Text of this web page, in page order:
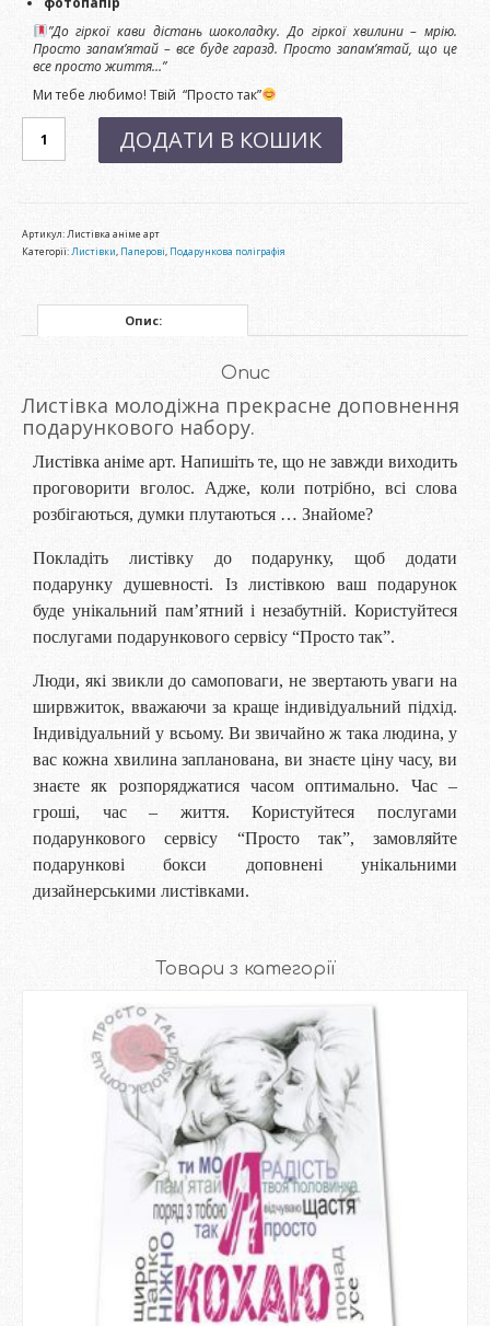
”До гіркої кави дістань шоколадку.До гіркої хвилини – мрію.
Просто запам’ятай – все буде гаразд.Просто запам’ятай, що це
все просто життя…”
Ми тебе любимо! Твій “Просто так”
Листівка
аніме
арт
ДОДАТИ В КОШИК
Артикул:Листівка аніме арт
Категорії:Листівки, Паперові, Подарункова поліграфія
Опис:
Опис
Листівка молодіжна прекрасне доповнення
подарункового набору.
Листівка аніме арт. Напишіть те, що не завжди виходить
проговорити вголос. Адже, коли потрібно, всі слова
розбігаються, думки плутаються … Знайоме?
Покладіть листівку до подарунку, щоб додати
подарунку душевності. Із листівкою ваш подарунок
буде унікальний пам’ятний і незабутній. Користуйтеся
послугами подарункового сервісу “Просто так”.
Люди, які звикли до самоповаги, не звертають уваги на
ширвжиток, вважаючи за краще індивідуальний підхід.
Індивідуальний у всьому. Ви звичайно ж така людина, у
вас кожна хвилина запланована, ви знаєте ціну часу, ви
знаєте як розпоряджатися часом оптимально. Час –
гроші, час – життя. Користуйтеся послугами
подарункового сервісу “Просто так”, замовляйте
подарункові бокси доповнені унікальними
дизайнерськими листівками.
Товари з категорії